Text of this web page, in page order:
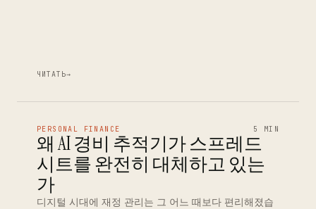
ЧИТАТЬ→
PERSONAL FINANCE 5 MIN
왜 AI 경비 추적기가 스프레드
시트를 완전히 대체하고 있는
가
디지털 시대에 재정 관리는 그 어느 때보다 편리해졌습